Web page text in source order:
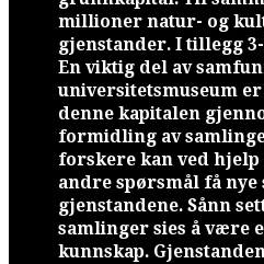
millioner natur- og
gjenstander. I tillegg
En viktig del av
universitetsmuseum
denne kapitalen
formidling av
forskere kan ved hjelp
andre spørsmål få nye
gjenstandene. Sånn
samlinger sies å være
kunnskap.